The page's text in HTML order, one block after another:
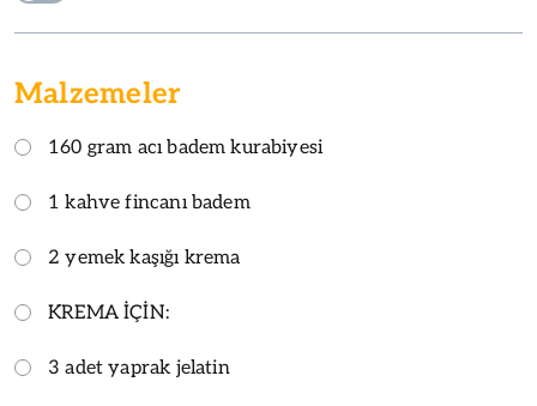
Malzemeler
160 gram acı badem kurabiyesi
1 kahve fincanı badem
2 yemek kaşığı krema
KREMA İÇİN:
3 adet yaprak jelatin